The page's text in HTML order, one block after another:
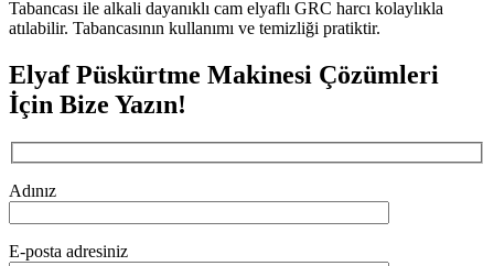
Tabancası ile alkali dayanıklı cam elyaflı GRC harcı kolaylıkla
atılabilir. Tabancasının kullanımı ve temizliği pratiktir.
Elyaf Püskürtme Makinesi Çözümleri
İçin Bize Yazın!
Adınız
E-posta adresiniz